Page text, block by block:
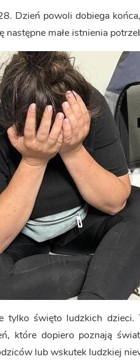
Dzień powoli dobiega
małe istnienia
tylko święto ludzkich
które dopiero poznają
lub wskutek ludzkiej